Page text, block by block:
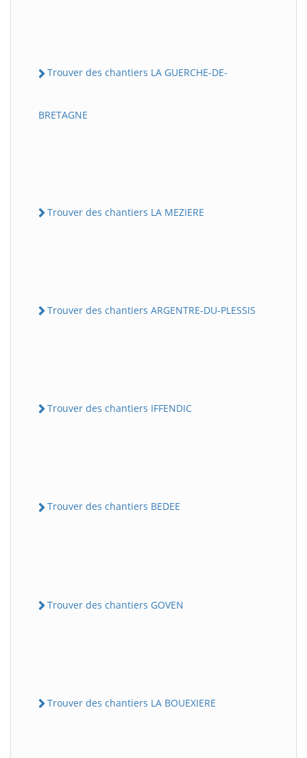
Trouver des chantiers LA GUERCHE-DE-
BRETAGNE
Trouver des chantiers LA MEZIERE
Trouver des chantiers ARGENTRE-DU-PLESSIS
Trouver des chantiers IFFENDIC
Trouver des chantiers BEDEE
Trouver des chantiers GOVEN
Trouver des chantiers LA BOUEXIERE